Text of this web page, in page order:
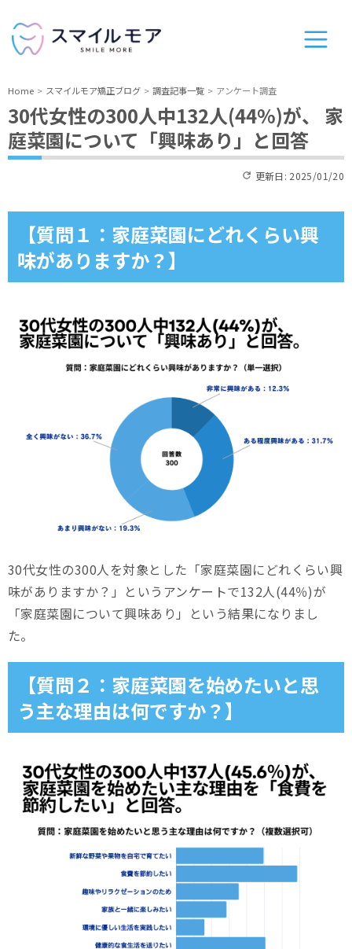
Home スマイルモア矯正ブログ 調査記事一覧 アンケート調査
30代女性の300人中132人(44%)が、 家
庭菜園について「興味あり」と回答
更新日: 2025/01/20
【質問１：家庭菜園にどれくらい興
味がありますか？】
30代女性の300人を対象とした「家庭菜園にどれくらい興
味がありますか？」というアンケートで132人(44％)が
「家庭菜園について興味あり」という結果になりまし
た。
【質問２：家庭菜園を始めたいと思
う主な理由は何ですか？】